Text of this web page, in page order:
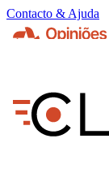
Contacto & Ajuda